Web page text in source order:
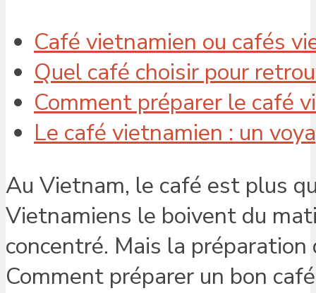
Café vietnamien ou cafés
Quel café choisir pour
Comment préparer le café
Le café vietnamien : un
Au Vietnam, le café est plus
Vietnamiens le boivent du
concentré. Mais la
Comment préparer un bon